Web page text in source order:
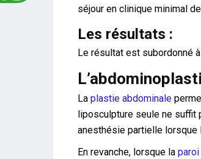
séjour en clinique minimal
Les résultats :
Le résultat est subordonné
La plastie abdominale
liposculpture seule ne suffit
anesthésie partielle lorsque
En revanche, lorsque la